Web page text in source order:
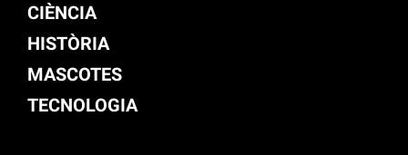
CIÈNCIA
HISTÒRIA
MASCOTES
TECNOLOGIA